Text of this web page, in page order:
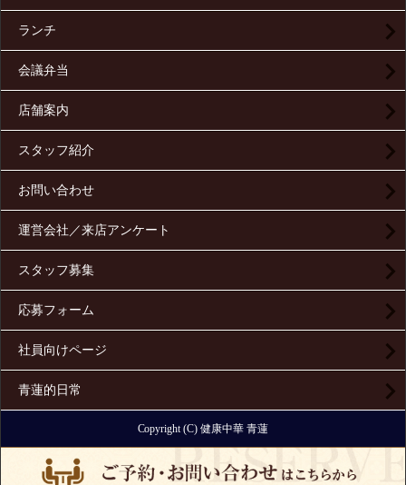
ランチ
会議弁当
店舗案内
スタッフ紹介
お問い合わせ
運営会社／来店アンケート
スタッフ募集
応募フォーム
社員向けページ
青蓮的日常
Copyright (C) 健康中華 青蓮